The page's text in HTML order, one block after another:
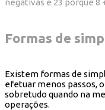
negativas e 23 porque 8
Formas de
Existem formas de
efetuar menos passos,
sobretudo quando na
operações.